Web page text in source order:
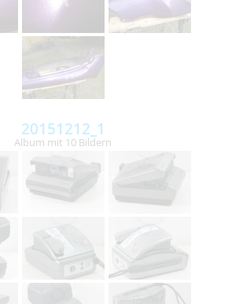
20151212_1
Album mit 10 Bildern